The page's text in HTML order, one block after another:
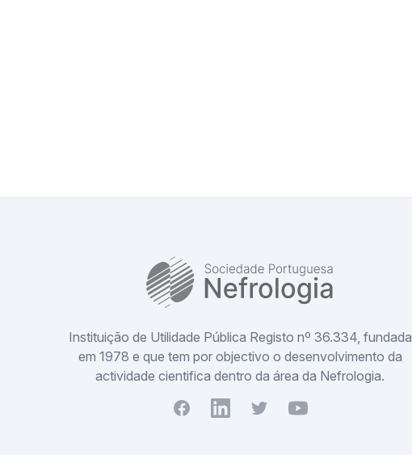
Instituição de Utilidade Pública Registo nº 36.334, fundada
em 1978 e que tem por objectivo o desenvolvimento da
actividade cientifica dentro da área da Nefrologia.
FacebookYoutubeTwitterYoutube